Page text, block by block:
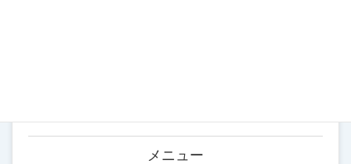
メニュー